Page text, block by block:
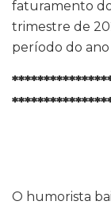
faturamento
trimestre de
período do ano
O humorista